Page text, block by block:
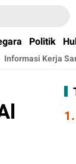
Politik
Informasi Kerja
1.